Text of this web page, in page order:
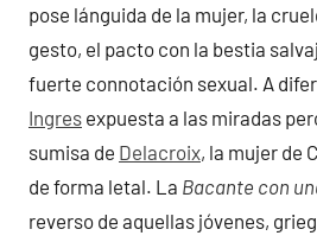
pose lánguida de la mujer, la
gesto, el pacto con la bestia
fuerte connotación sexual. A
Ingres expuesta a las miradas
sumisa de Delacroix, la mujer de
de forma letal. La Bacante con
reverso de aquellas jóvenes,